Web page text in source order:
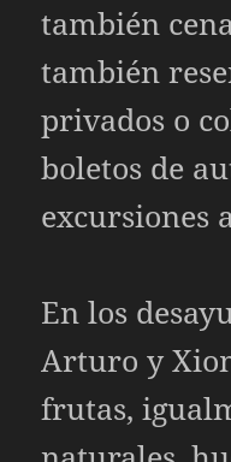
también
también
privados o
boletos de
excursiones
En los
Arturo y
frutas,